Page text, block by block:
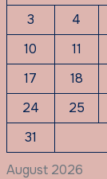
August 2026
3
4
10
11
17
18
24
25
31